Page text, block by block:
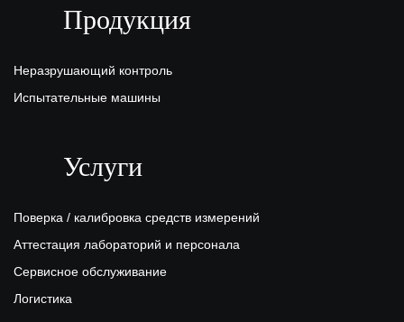
Продукция
Неразрушающий контроль
Испытательные машины
Услуги
Поверка / калибровка средств измерений
Аттестация лабораторий и персонала
Сервисное обслуживание
Логистика